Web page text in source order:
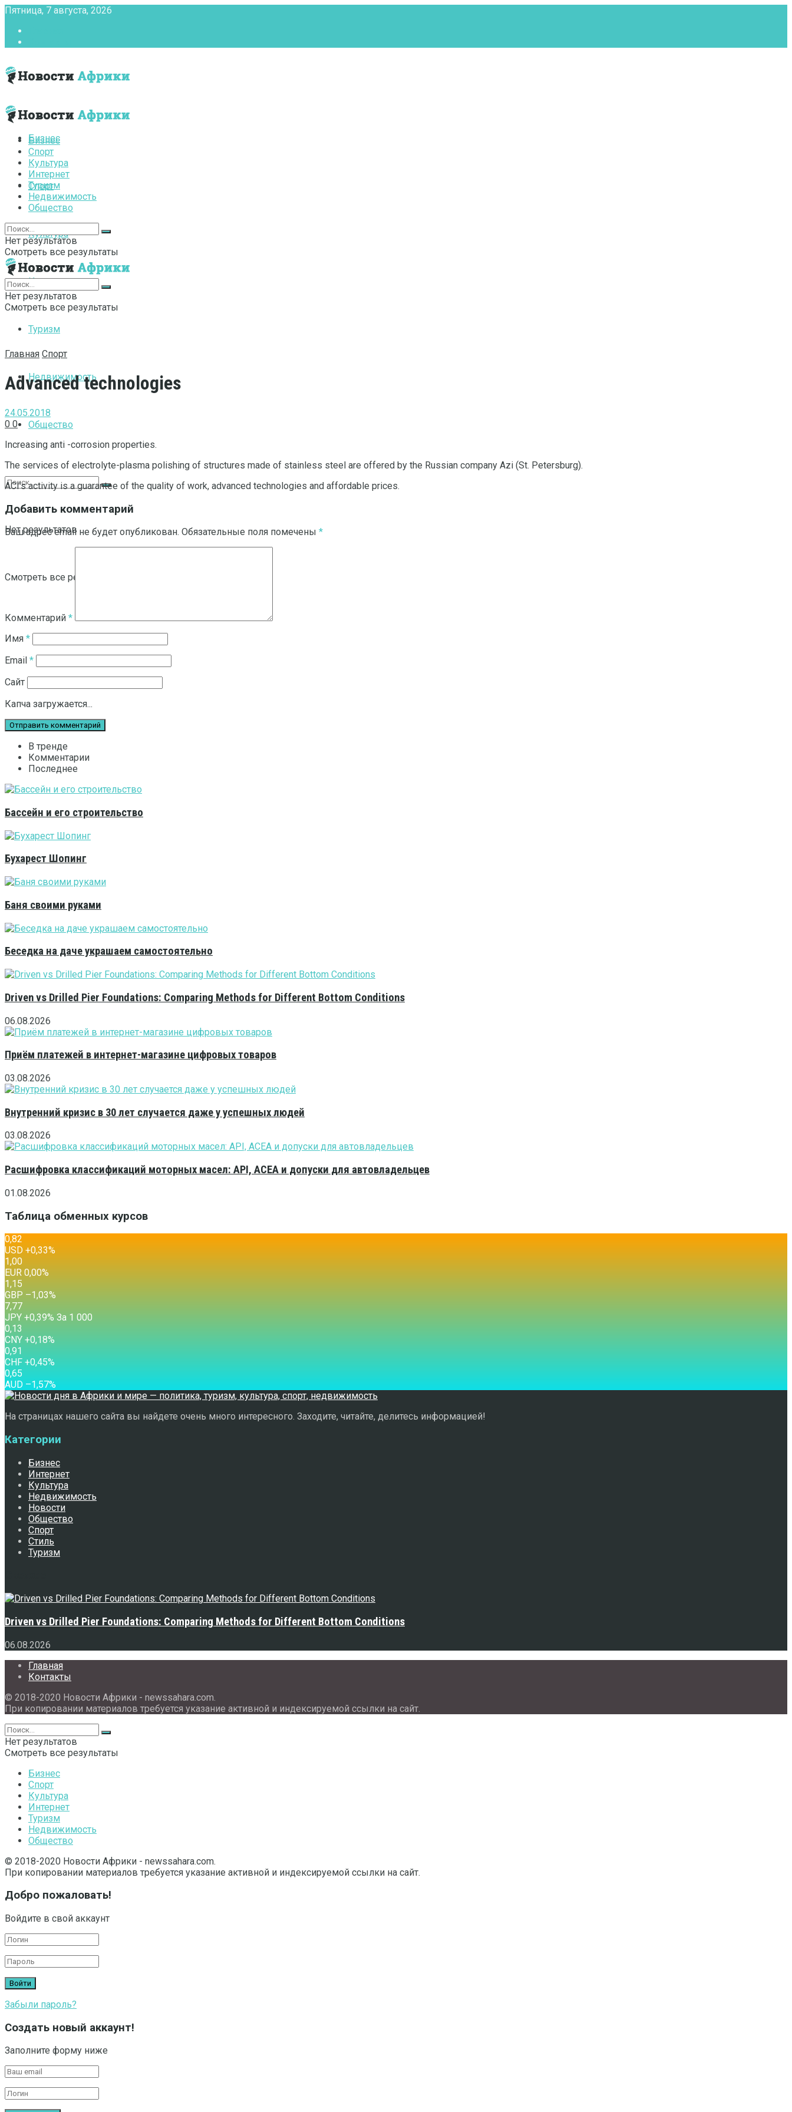
Пятница, 7 августа, 2026
Бизнес
Спорт
Культура
Интернет
Туризм
Недвижимость
Общество
Нет результатов
Смотреть все результаты
Бизнес
Спорт
Культура
Интернет
Туризм
Недвижимость
Общество
Нет результатов
Смотреть все результаты
Нет результатов
Смотреть все результаты
Главная Спорт
Advanced technologies
24.05.2018
0 0
Increasing anti -corrosion properties.
The services of electrolyte-plasma polishing of structures made of stainless steel are offered by the Russian company Azi (St. Petersburg).
ACI’s activity is a guarantee of the quality of work, advanced technologies and affordable prices.
Добавить комментарий
Ваш адрес email не будет опубликован. Обязательные поля помечены *
Комментарий *
Имя *
Email *
Сайт
Капча загружается...
В тренде
Комментарии
Последнее
Бассейн и его строительство
Бухарест Шопинг
Баня своими руками
Беседка на даче украшаем самостоятельно
Driven vs Drilled Pier Foundations: Comparing Methods for Different Bottom Conditions
06.08.2026
Приём платежей в интернет-магазине цифровых товаров
03.08.2026
Внутренний кризис в 30 лет случается даже у успешных людей
03.08.2026
Расшифровка классификаций моторных масел: API, ACEA и допуски для автовладельцев
01.08.2026
Таблица обменных курсов
0,82
USD +0,33%
1,00
EUR 0,00%
1,15
GBP –1,03%
7,77
JPY +0,39% За 1 000
0,13
CNY +0,18%
0,91
CHF +0,45%
0,65
AUD –1,57%
На страницах нашего сайта вы найдете очень много интересного. Заходите, читайте, делитесь информацией!
Категории
Бизнес
Интернет
Культура
Недвижимость
Новости
Общество
Спорт
Стиль
Туризм
Driven vs Drilled Pier Foundations: Comparing Methods for Different Bottom Conditions
06.08.2026
Главная
Контакты
© 2018-2020 Новости Африки - newssahara.com.
При копировании материалов требуется указание активной и индексируемой ссылки на сайт.
Нет результатов
Смотреть все результаты
Бизнес
Спорт
Культура
Интернет
Туризм
Недвижимость
Общество
© 2018-2020 Новости Африки - newssahara.com.
При копировании материалов требуется указание активной и индексируемой ссылки на сайт.
Добро пожаловать!
Войдите в свой аккаунт
Забыли пароль?
Создать новый аккаунт!
Заполните форму ниже